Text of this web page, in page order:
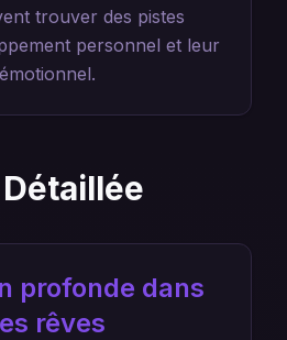
trouver des pistes
personnel et leur
profonde dans
rêves